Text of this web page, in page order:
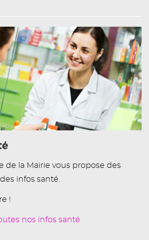
de la Mairie vous propose des
infos santé.
!
nos infos santé